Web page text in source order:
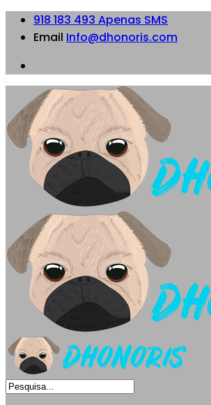
918 183 493 Apenas SMS
Email Info@dhonoris.com